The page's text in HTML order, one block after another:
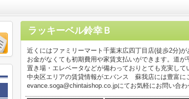
ラッキーベル鈴幸Ｂ
近くにはファミリーマート千葉末広四丁目店(徒歩2分)
お金がなくても初期費用や家賃支払いができます。道
置き場・エレベータなどが備わっておりとても充実し
中央区エリアの賃貸情報がエバンス 蘇我店には豊富に
evance.soga@chintaishop.co.jpにてお気軽にお問い合わ